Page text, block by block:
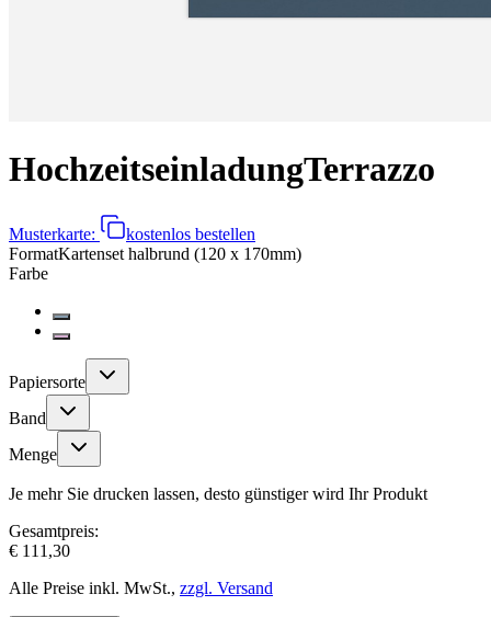
HochzeitseinladungTerrazzo
Musterkarte:
kostenlos bestellen
FormatKartenset halbrund (120 x 170mm)
Farbe
Papiersorte
Band
Menge
Je mehr Sie drucken lassen, desto günstiger wird Ihr Produkt
Gesamtpreis:
€ 111,30
Alle Preise inkl. MwSt., zzgl. Versand